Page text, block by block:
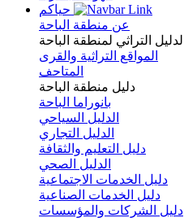
عن منطقة الباحة
الدليل التراثي لمنطقة الباحة
المواقع التراثية والقرى
المتاحف
دليل منطقة الباحة
بانوراما الباحة
الدليل السياحي
الدليل التجاري
دليل التعليم والثقافة
الدليل الصحي
دليل الخدمات الاجتماعية
دليل الخدمات الصناعية
دليل الشركات والمؤسسات